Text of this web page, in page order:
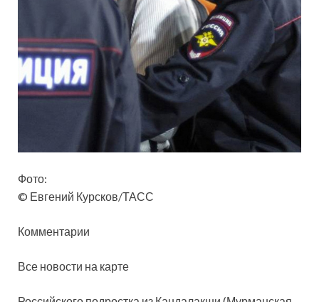
Фото:
© Евгений Курсков/ТАСС
Комментарии
Все новости на карте